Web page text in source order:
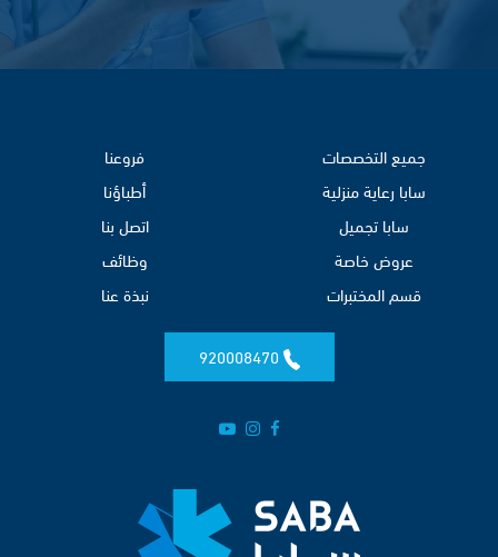
جميع التخصصات
سابا رعاية منزلية
سابا تجميل
عروض خاصة
قسم المختبرات
فروعنا
أطباؤنا
اتصل بنا
وظائف
نبذة عنا